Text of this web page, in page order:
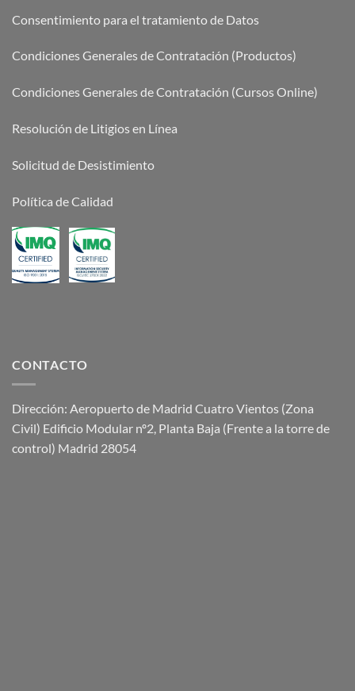
Consentimiento para el tratamiento de Datos
Condiciones Generales de Contratación (Productos)
Condiciones Generales de Contratación (Cursos Online)
Resolución de Litigios en Línea
Solicitud de Desistimiento
Política de Calidad
CONTACTO
Dirección: Aeropuerto de Madrid Cuatro Vientos (Zona
Civil) Edificio Modular nº2, Planta Baja (Frente a la torre de
control) Madrid 28054